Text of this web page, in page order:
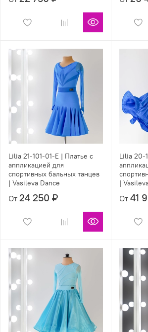
Lilia 21-101-01-E | Платье с
аппликацией для
спортивных бальных танцев
| Vasileva Dance
От 24 250 ₽
Lilia 20-
|
От 41